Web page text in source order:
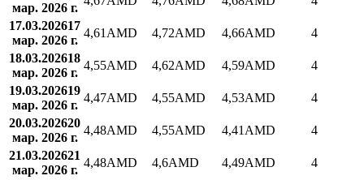
мар. 2026 г.
17.03.202617
мар. 2026 г.
4,61 AMD 4,72AMD 4,66AMD
4
18.03.202618
мар. 2026 г.
4,55AMD 4,62AMD 4,59AMD
4
19.03.202619
мар. 2026 г.
4,47AMD 4,55AMD 4,53AMD
4
20.03.202620
мар. 2026 г.
4,48AMD 4,55AMD 4,41 AMD
4
21.03.202621
мар. 2026 г.
4,48AMD 4,6AMD 4,49AMD
4